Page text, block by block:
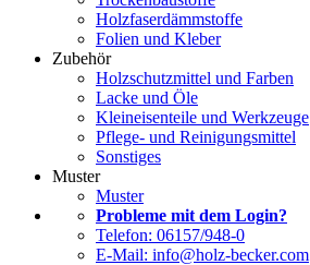
Holzfaserdämmstoffe
Folien und Kleber
Zubehör
Holzschutzmittel und Farben
Lacke und Öle
Kleineisenteile und Werkzeuge
Pflege- und Reinigungsmittel
Sonstiges
Muster
Muster
Probleme mit dem Login?
Telefon: 06157/948-0
E-Mail: info@holz-becker.com